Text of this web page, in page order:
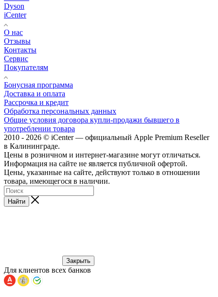
Dyson
iCenter
О нас
Отзывы
Контакты
Сервис
Покупателям
Бонусная программа
Доставка и оплата
Рассрочка и кредит
Обработка персональных данных
Общие условия договора купли-продажи бывшего в
употреблении товара
2010 - 2026 © iCenter — официальный Apple Premium Reseller
в Калининграде.
Цены в розничном и интернет-магазине могут отличаться.
Информация на сайте не является публичной офертой.
Цены, указанные на сайте, действуют только в отношении
товара, имеющегося в наличии.
Найти
Закрыть
Для клиентов всех банков